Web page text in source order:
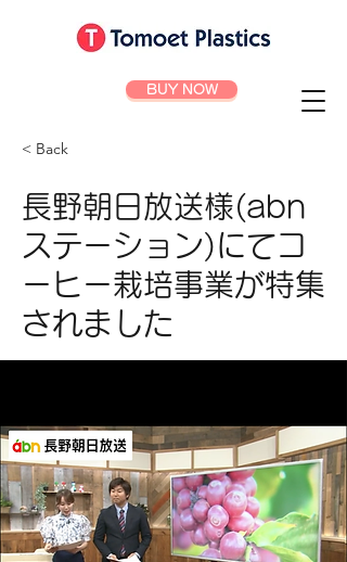
BUY NOW
< Back
長野朝日放送様(abn
ステーション)にてコ
ーヒー栽培事業が特集
されました